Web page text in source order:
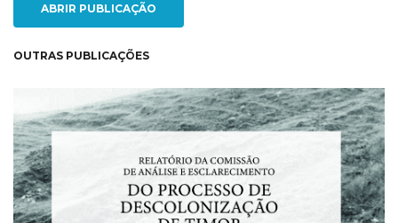
ABRIR PUBLICAÇÃO
OUTRAS PUBLICAÇÕES
NEW